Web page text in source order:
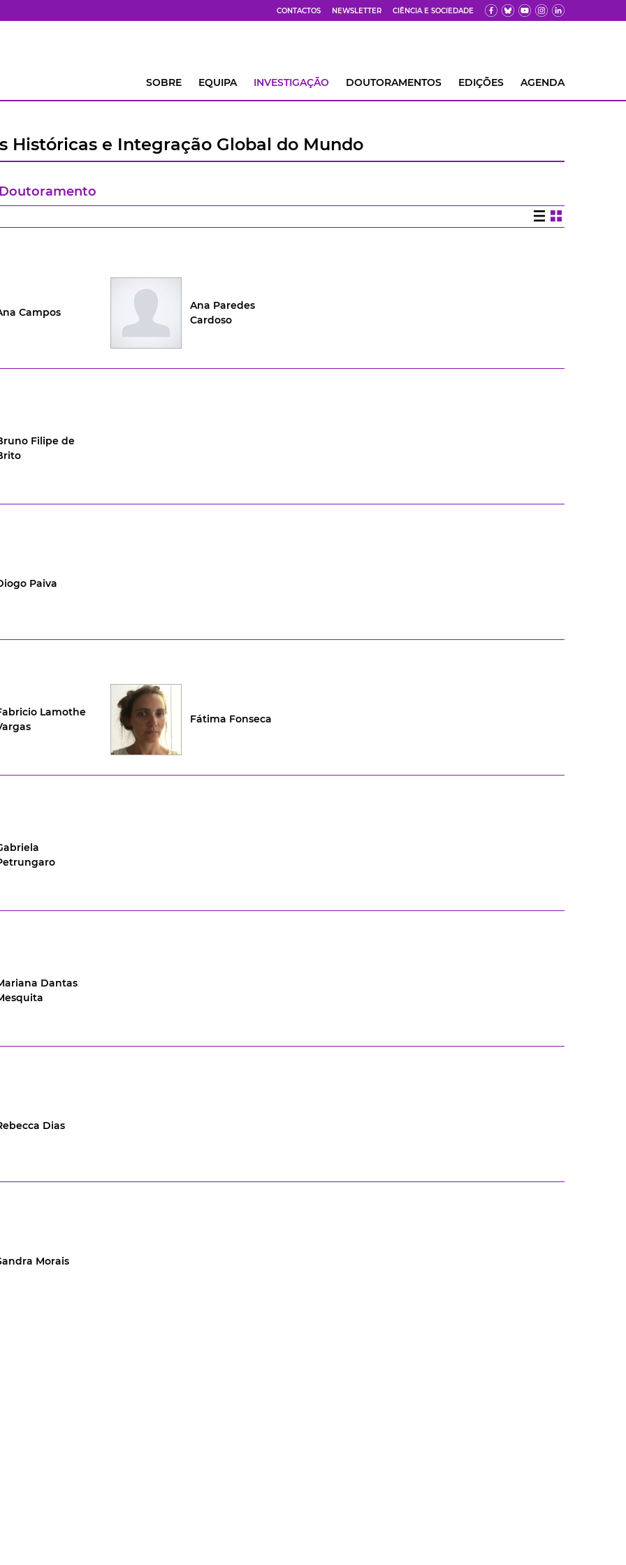
CONTACTOS NEWSLETTER CIÊNCIA E SOCIEDADE
SOBRE EQUIPA INVESTIGAÇÃO DOUTORAMENTOS EDIÇÕES AGENDA
Históricas e Integração Global do Mundo
Campos
Ana Paredes
Cardoso
Filipe de
Paiva
Lamothe
Fátima Fonseca
Dantas
Dias
Morais